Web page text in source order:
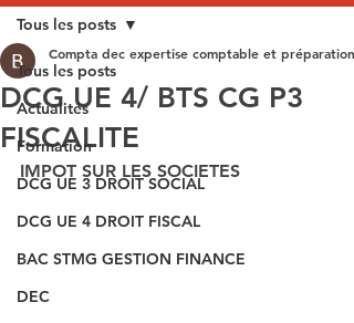
Tous les posts
Actualités
Formation
DCG UE 3 DROIT SOCIAL
DCG UE 4 DROIT FISCAL
BAC STMG GESTION FINANCE
DEC
Tous les posts
DCG UE 4/ BTS CG P3
FISCALITE
Compta dec expertise comptable et préparation
IMPOT SUR LES SOCIETES